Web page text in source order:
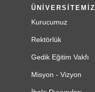
ÜNİVERSİTEMİZ
Kurucumuz
Rektörlük
Gedik Eğitim Vakfı
Misyon - Vizyon